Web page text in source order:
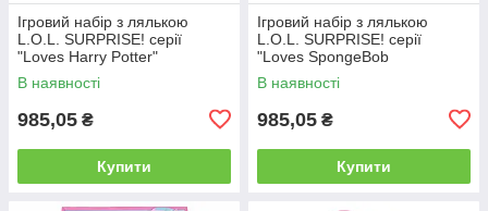
Ігровий набір з лялькою
L.O.L. SURPRISE! серії
"Loves Harry Potter"
В наявності
985,05 ₴
Купити
Ігровий набір з лялькою
L.O.L. SURPRISE! серії
"Loves SpongeBob
SquarePants"
В наявності
985,05 ₴
Купити